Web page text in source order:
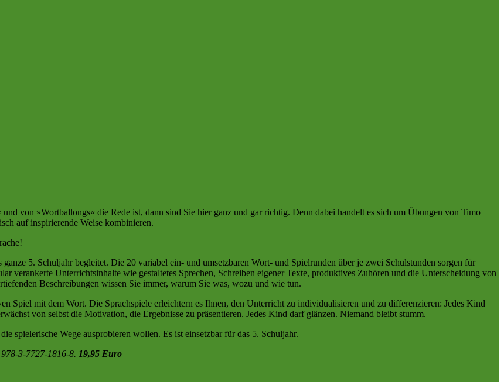
von »Wortballongs« die Rede ist, dann sind Sie hier ganz und gar richtig. Denn dabei handelt es sich um Übungen von Timo
auf inspirierende Weise kombinieren.
5. Schuljahr begleitet. Die 20 variabel ein- und umsetzbaren Wort- und Spielrunden über je zwei Schulstunden sorgen für
verankerte Unterrichtsinhalte wie gestaltetes Sprechen, Schreiben eigener Texte, produktives Zuhören und die Unterscheidung von
Beschreibungen wissen Sie immer, warum Sie was, wozu und wie tun.
Spiel mit dem Wort. Die Sprachspiele erleichtern es Ihnen, den Unterricht zu individualisieren und zu differenzieren: Jedes Kind
von selbst die Motivation, die Ergebnisse zu präsentieren. Jedes Kind darf glänzen. Niemand bleibt stumm.
spielerische Wege ausprobieren wollen. Es ist einsetzbar für das 5. Schuljahr.
3-7727-1816-8. 19,95 Euro